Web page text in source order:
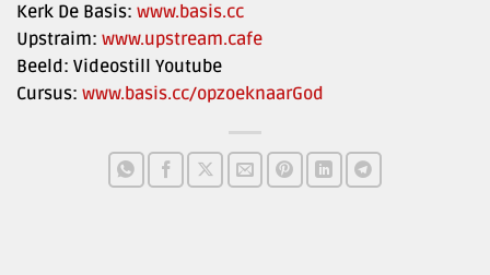
Kerk De Basis: www.basis.cc
Upstraim: www.upstream.cafe
Beeld: Videostill Youtube
Cursus: www.basis.cc/opzoeknaarGod